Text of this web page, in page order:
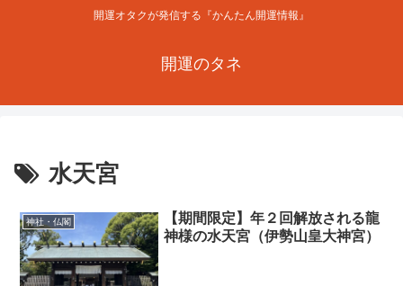
開運オタクが発信する『かんたん開運情報』
開運のタネ
水天宮
神社・仏閣
【期間限定】年２回解放される龍
神様の水天宮（伊勢山皇大神宮）